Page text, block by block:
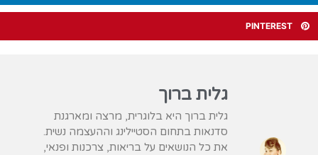
PINTEREST
גלית ברוך
גלית ברוך היא בלוגרית, מרצה ומארגנת
סדנאות בתחום הסטיילינג וההעצמה נשית.
את כל הנושאים על בריאות, צרכנות ופנאי,